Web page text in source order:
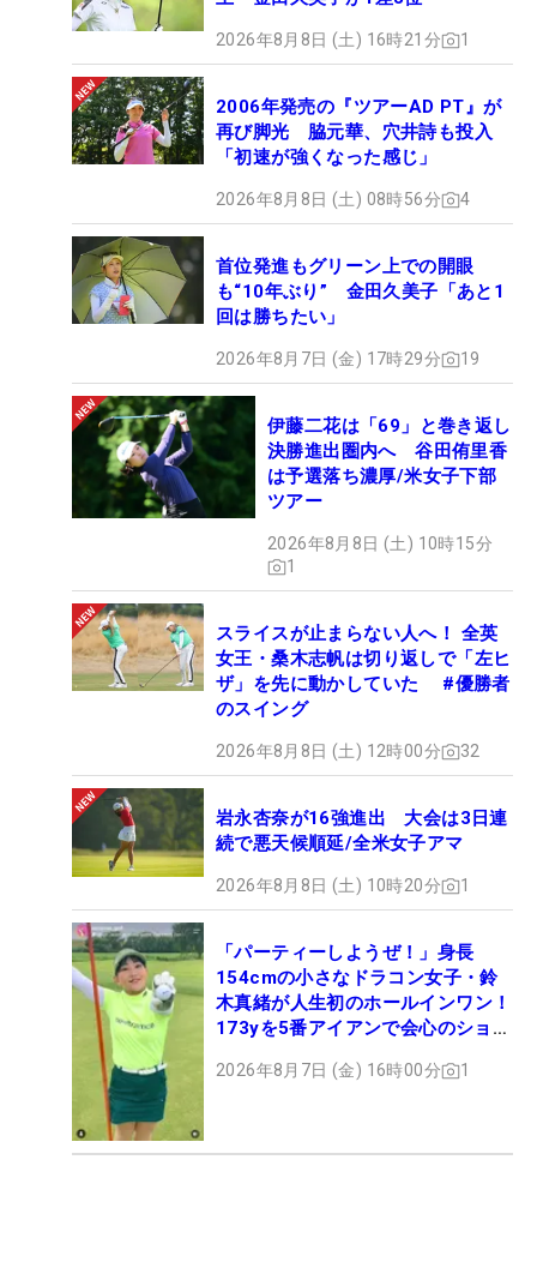
2026年8月8日 (土) 16時21分 1
2006年発売の『ツアーAD PT』が
再び脚光 脇元華、穴井詩も投入
「初速が強くなった感じ」
2026年8月8日 (土) 08時56分 4
首位発進もグリーン上での開眼
も“10年ぶり” 金田久美子「あと1
回は勝ちたい」
2026年8月7日 (金) 17時29分 19
伊藤二花は「69」と巻き返し
決勝進出圏内へ 谷田侑里香
は予選落ち濃厚/米女子下部
ツアー
2026年8月8日 (土) 10時15分
1
スライスが止まらない人へ！ 全英
女王・桑木志帆は切り返しで「左ヒ
ザ」を先に動かしていた #優勝者
のスイング
2026年8月8日 (土) 12時00分 32
岩永杏奈が16強進出 大会は3日連
続で悪天候順延/全米女子アマ
2026年8月8日 (土) 10時20分 1
「パーティーしようぜ！」身長
154cmの小さなドラコン女子・鈴
木真緒が人生初のホールインワン！
173yを5番アイアンで会心のショッ
2026年8月7日 (金) 16時00分 1